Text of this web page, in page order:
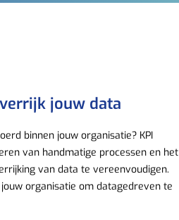
jouw data
binnen jouw organisatie? KPI
van handmatige processen en het
van data te vereenvoudigen.
organisatie om datagedreven te